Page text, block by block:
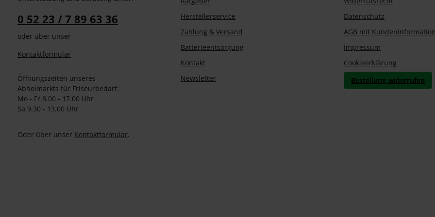
0 52 23 / 7 89 63 36
oder über unser
Kontaktformular
Öffnungszeiten unseres
Abholmarkts für Friseurbedarf:
Mo - Fr 8.00 - 17.00 Uhr
Sa 9.30 - 13.00 Uhr
Oder über unser Kontaktformular.
Herstellerservice
Zahlung & Versand
Batterieentsorgung
Kontakt
Newsletter
Datenschutz
AGB mit
Impressum
Cookieerklärung
Bestellung widerrufen